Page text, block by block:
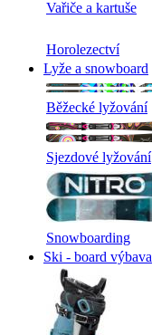
Vařiče a kartuše
Horolezectví
Lyže a snowboard
Běžecké lyžování
Sjezdové lyžování
Snowboarding
Ski - board výbava